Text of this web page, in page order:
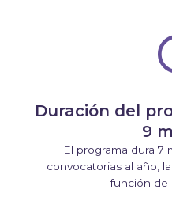
Duración del
9
El programa dura 7
convocatorias al año,
función de